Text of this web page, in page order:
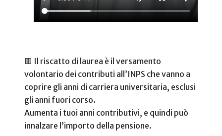
🟥 Il riscatto di laurea è il versamento
volontario dei contributi all’INPS che vanno a
coprire gli anni di carriera universitaria, esclusi
gli anni fuori corso.
Aumenta i tuoi anni contributivi, e quindi può
innalzare l’importo della pensione.